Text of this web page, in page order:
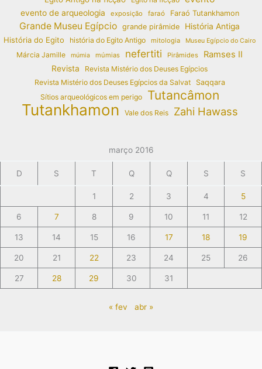
evento de arqueologia exposição faraó Faraó Tutankhamon
Grande Museu Egípcio grande pirâmide
História Antiga
História do Egito
história do Egito Antigo mitologia Museu Egípcio do Cairo
Márcia Jamille múmia múmias nefertiti Pirâmides Ramses II
Revista
Revista Mistério dos Deuses Egípcios
Revista Mistério dos Deuses Egípcios da Salvat
Saqqara
Sítios arqueológicos em perigo
Tutancâmon
Tutankhamon Vale dos Reis Zahi Hawass
março 2016
D S T Q Q S S
1 2 3 4 5
6 7 8 9 10 11 12
13 14 15 16 17 18 19
20 21 22 23 24 25 26
27 28 29 30 31
« fev abr »